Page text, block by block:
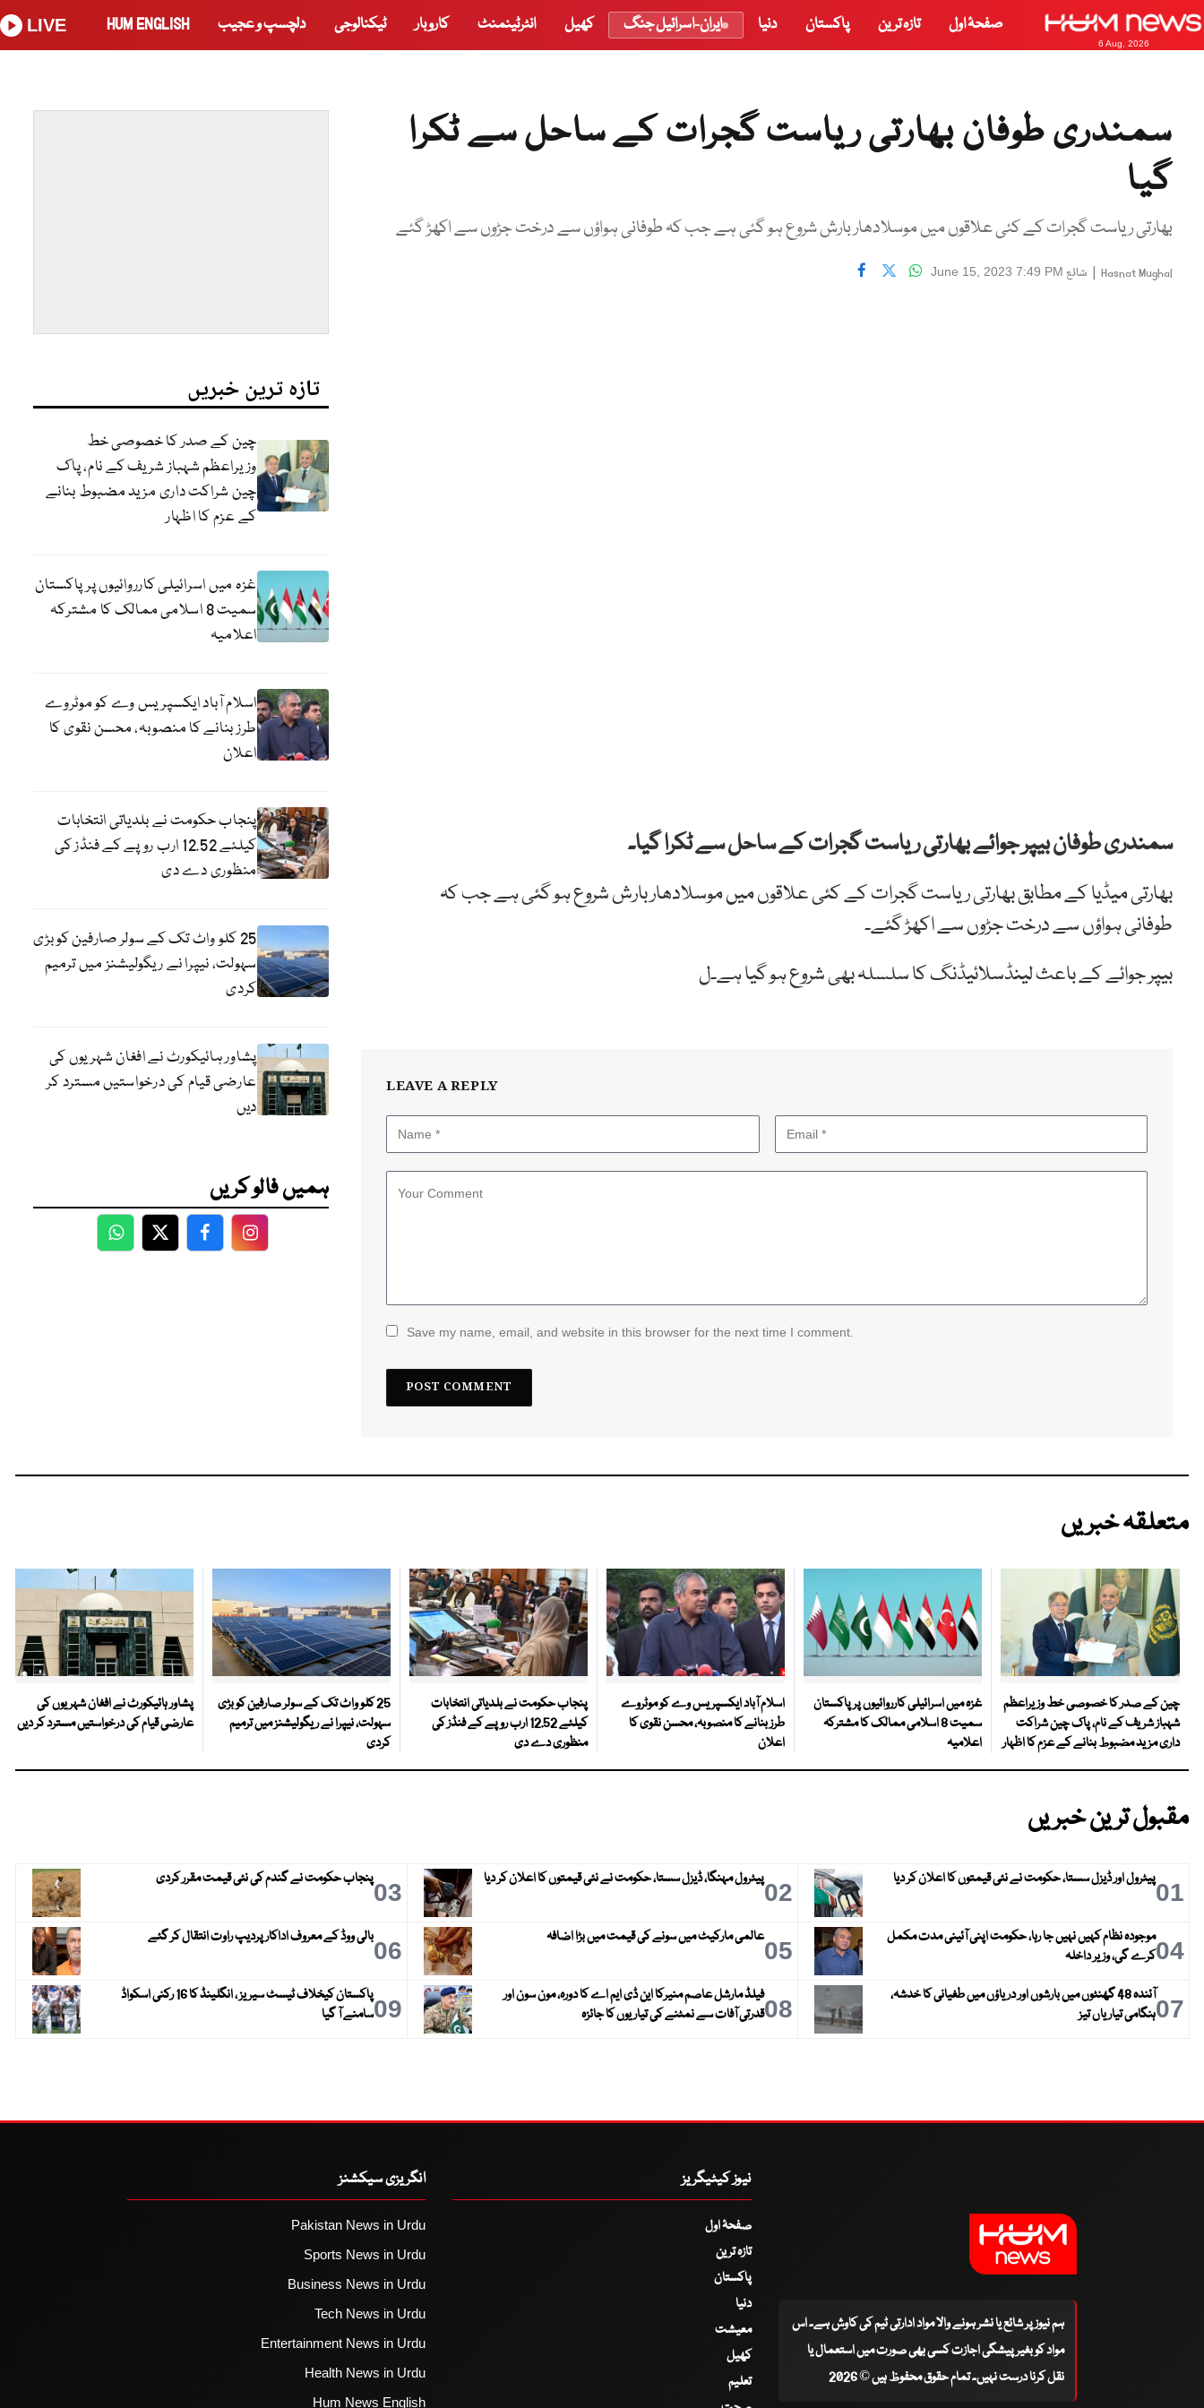
6 Aug, 2026
صفحۂ اول تازہ ترین پاکستان دنیا ایران-اسرائیل جنگ کھیل انٹرٹینمنٹ کاروبار ٹیکنالوجی دلچسپ و عجیب HUM ENGLISH
LIVE
سمندری طوفان بھارتی ریاست گجرات کے ساحل سے ٹکرا
گیا
بھارتی ریاست گجرات کے کئی علاقوں میں موسلادھار بارش شروع ہو گئی ہے جب کہ طوفانی ہواؤں سے درخت جڑوں سے اکھڑ گئے
Hasnat Mughal
| شائع June 15, 2023 7:49 PM
سمندری طوفان بیپر جوائے بھارتی ریاست گجرات کے ساحل سے ٹکرا گیا۔
بھارتی میڈیا کے مطابق بھارتی ریاست گجرات کے کئی علاقوں میں موسلادھار بارش شروع ہو گئی ہے جب کہ
طوفانی ہواؤں سے درخت جڑوں سے اکھڑ گئے۔
بیپر جوائے کے باعث لینڈسلائیڈنگ کا سلسلہ بھی شروع ہو گیا ہے۔ل
LEAVE A REPLY
Save my name, email, and website in this browser for the next time I comment.
تازہ ترین خبریں
چین کے صدر کا خصوصی خط
وزیراعظم شہباز شریف کے نام، پاک
چین شراکت داری مزید مضبوط بنانے
کے عزم کا اظہار
غزہ میں اسرائیلی کارروائیوں پر پاکستان
سمیت 8 اسلامی ممالک کا مشترکہ
اعلامیہ
اسلام آباد ایکسپریس وے کو موٹروے
طرز بنانے کا منصوبہ، محسن نقوی کا
اعلان
پنجاب حکومت نے بلدیاتی انتخابات
کیلئے 12.52 ارب روپے کے فنڈز کی
منظوری دے دی
25 کلو واٹ تک کے سولر صارفین کو بڑی
سہولت، نیپرا نے ریگولیشنز میں ترمیم
کردی
پشاور ہائیکورٹ نے افغان شہریوں کی
عارضی قیام کی درخواستیں مسترد کر
دیں
ہمیں فالو کریں
WhatsApp
TwitterFacebookFacebook
متعلقہ خبریں
چین کے صدر کا خصوصی خط وزیراعظم
شہباز شریف کے نام، پاک چین شراکت
داری مزید مضبوط بنانے کے عزم کا اظہار
غزہ میں اسرائیلی کارروائیوں پر پاکستان
سمیت 8 اسلامی ممالک کا مشترکہ
اعلامیہ
اسلام آباد ایکسپریس وے کو موٹروے
طرز بنانے کا منصوبہ، محسن نقوی کا
اعلان
پنجاب حکومت نے بلدیاتی انتخابات
کیلئے 12.52 ارب روپے کے فنڈز کی
منظوری دے دی
25 کلو واٹ تک کے سولر صارفین کو بڑی
سہولت، نیپرا نے ریگولیشنز میں ترمیم
کردی
پشاور ہائیکورٹ نے افغان شہریوں کی
عارضی قیام کی درخواستیں مسترد کر دیں
مقبول ترین خبریں
01پیٹرول اور ڈیزل سستا، حکومت نے نئی قیمتوں کا اعلان کر دیا 02پیٹرول مہنگا، ڈیزل سستا، حکومت نے نئی قیمتوں کا اعلان کر دیا 03پنجاب حکومت نے گندم کی نئی قیمت مقرر کردی
04موجودہ نظام کہیں نہیں جا رہا، حکومت اپنی آئینی مدت مکمل
کرے گی، وزیر داخلہ
05عالمی مارکیٹ میں سونے کی قیمت میں بڑا اضافہ 06بالی ووڈ کے معروف اداکار پردیپ راوت انتقال کر گئے
07
آئندہ 48 گھنٹوں میں بارشوں اور دریاؤں میں طغیانی کا خدشہ،
ہنگامی تیاریاں تیز
08فیلڈ مارشل عاصم منیرکا این ڈی ایم اے کا دورہ، مون سون اور
قدرتی آفات سے نمٹنے کی تیاریوں کا جائزہ
09
پاکستان کیخلاف ٹیسٹ سیریز ، انگلینڈ کا 16 رکنی اسکواڈ
سامنے آ گیا
ہم نیوز پر شائع یا نشر ہونے والا مواد ادارتی ٹیم کی کاوش ہے۔ اس
مواد کو بغیر پیشگی اجازت کسی بھی صورت میں استعمال یا
نقل کرنا درست نہیں۔ تمام حقوق محفوظ ہیں © 2026
نیوز کیٹیگریز
صفحۂ اول
تازہ ترین
پاکستان
دنیا
معیشت
کھیل
تعلیم
انگریزی سیکشنز
Pakistan News in Urdu
Sports News in Urdu
Business News in Urdu
Tech News in Urdu
Entertainment News in Urdu
Health News in Urdu
Hum News English